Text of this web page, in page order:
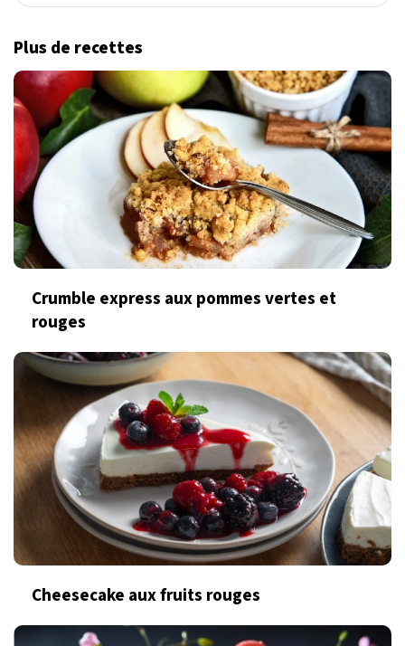
Plus de recettes
Crumble express aux pommes vertes et
rouges
Cheesecake aux fruits rouges